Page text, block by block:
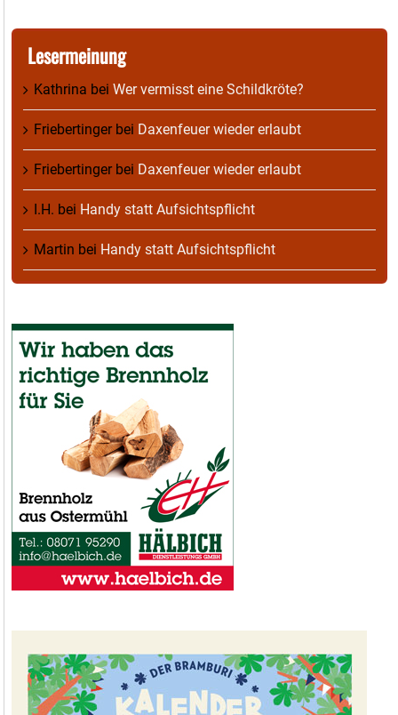
Lesermeinung
Kathrina bei Wer vermisst eine Schildkröte?
Friebertingerbei Daxenfeuer wieder erlaubt
Friebertingerbei Daxenfeuer wieder erlaubt
I.H. bei Handy statt Aufsichtspflicht
Martin bei Handy statt Aufsichtspflicht